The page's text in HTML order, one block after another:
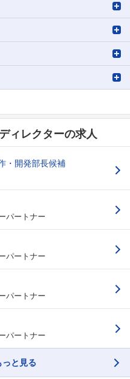
ィレクターの求人
・開発部長候補
パートナー
パートナー
パートナー
パートナー
と見る